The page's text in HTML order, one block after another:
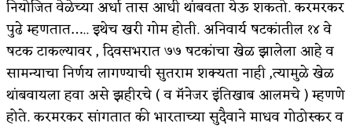
नियोजित वेळेच्या अर्धा तास आधी थांबवता येऊ शकतो. करमरकर
पुढे म्हणतात….. इथेच खरी गोम होती. अनिवार्य षटकांतील १४ वे
षटक टाकल्यावर , दिवसभरात ७७ षटकांचा खेळ झालेला आहे व
सामन्याचा निर्णय लागण्याची सुतराम शक्यता नाही ,त्यामुळे खेळ
थांबवायला हवा असे झहीरचे ( व मॅनेजर इंतिखाब आलमचे ) म्हणणे
होते. करमरकर सांगतात की भारताच्या सुदैवाने माधव गोठोस्कर व